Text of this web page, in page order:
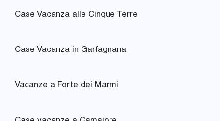
Case Vacanza alle Cinque Terre
Case Vacanza in Garfagnana
Vacanze a Forte dei Marmi